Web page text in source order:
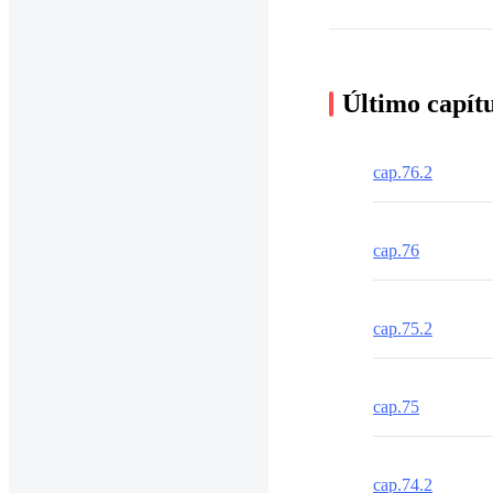
Último
cap.76.2
cap.76
cap.75.2
cap.75
cap.74.2